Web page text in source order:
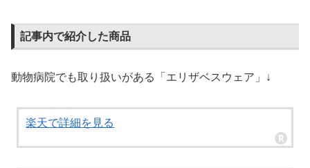
記事内で紹介した商品
動物病院でも取り扱いがある「エリザベスウェア」↓
楽天で詳細を見る